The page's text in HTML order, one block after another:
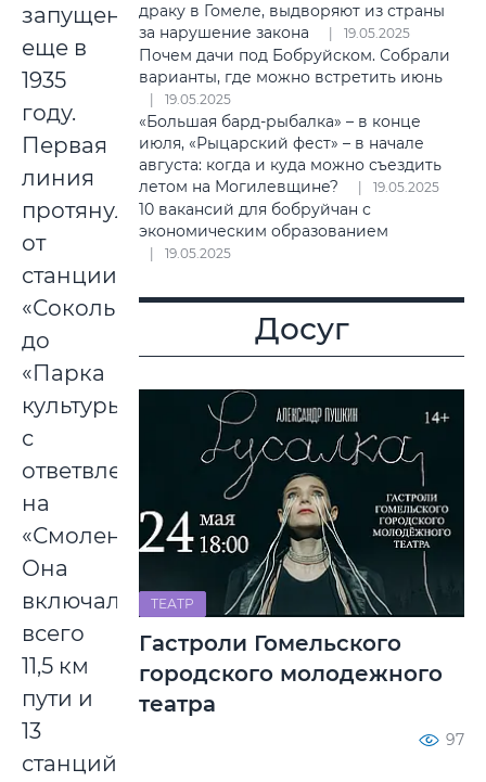
запущено
еще в
1935
году.
Первая
линия
протянулась
от
станции
«Сокольники»
до
«Парка
культуры»
с
ответвлением
на
«Смоленскую».
Она
включала
всего
11,5 км
пути и
13
станций.
драку в Гомеле, выдворяют из страны
за нарушение закона
19.05.2025
Почем дачи под Бобруйском. Собрали
варианты, где можно встретить июнь
19.05.2025
«Большая бард-рыбалка» – в конце
июля, «Рыцарский фест» – в начале
августа: когда и куда можно съездить
летом на Могилевщине?
19.05.2025
10 вакансий для бобруйчан с
экономическим образованием
19.05.2025
Досуг
ТЕАТР
Гастроли Гомельского
городского молодежного
театра
97